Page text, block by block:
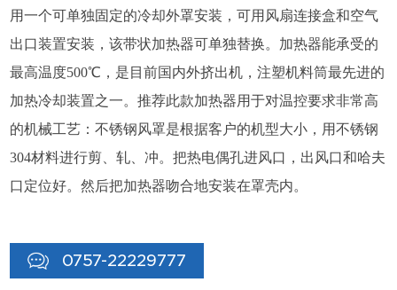
用一个可单独固定的冷却外罩安装，可用风扇连接盒和空气
出口装置安装，该带状加热器可单独替换。加热器能承受的
最高温度500℃，是目前国内外挤出机，注塑机料筒最先进的
加热冷却装置之一。推荐此款加热器用于对温控要求非常高
的机械工艺：不锈钢风罩是根据客户的机型大小，用不锈钢
304材料进行剪、轧、冲。把热电偶孔进风口，出风口和哈夫
口定位好。然后把加热器吻合地安装在罩壳内。
0757-22229777